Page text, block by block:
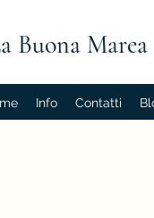
Buona Marea
Info Contatti